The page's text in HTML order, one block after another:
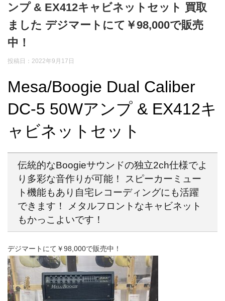
ンプ & EX412キャビネットセット 買取
ました デジマートにて￥98,000で販売
中！
投稿日：2022年9月17日
Mesa/Boogie Dual Caliber
DC-5 50Wアンプ & EX412キ
ャビネットセット
伝統的なBoogieサウンドの独立2ch仕様でよ
り多彩な音作りが可能！ スピーカーミュー
ト機能もあり自宅レコーディングにも活躍
できます！ メタルフロントなキャビネット
もかっこよいです！
デジマートにて￥98,000で販売中！